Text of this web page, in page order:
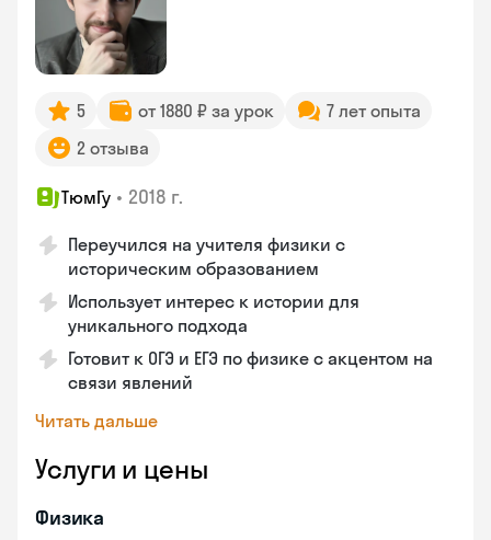
5 от 1880 ₽ за урок
7 лет опыта
2 отзыва
ТюмГу • 2018 г.
Переучился на учителя физики с
историческим образованием
Использует интерес к истории для
уникального подхода
Готовит к ОГЭ и ЕГЭ по физике с акцентом на
связи явлений
Читать дальше
Услуги и цены
Физика